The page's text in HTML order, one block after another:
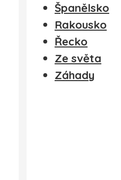
Španělsko
Rakousko
Řecko
Ze světa
Záhady